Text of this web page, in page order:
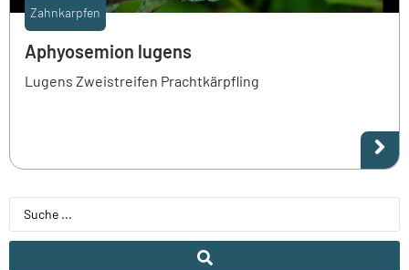
Zahnkarpfen
Aphyosemion lugens
Lugens Zweistreifen Prachtkärpfling